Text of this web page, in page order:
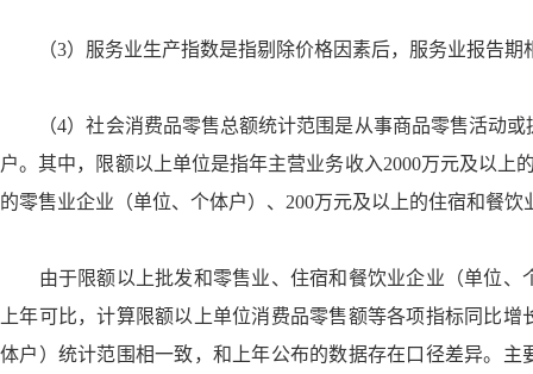
（3）服务业生产指数是指剔除价格因素后，服务业报告期
（4）社会消费品零售总额统计范围是从事商品零售活动或
户。其中，限额以上单位是指年主营业务收入2000万元及以上
的零售业企业（单位、个体户）、200万元及以上的住宿和餐
由于限额以上批发和零售业、住宿和餐饮业企业（单位、
上年可比，计算限额以上单位消费品零售额等各项指标同比
体户）统计范围相一致，和上年公布的数据存在口径差异。